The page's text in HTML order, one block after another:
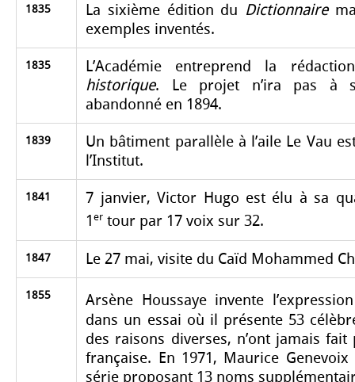
1835 La sixième édition du Dictionnaire
exemples inventés.
1835
L’Académie entreprend la
historique. Le projet n’ira pas à
abandonné en 1894.
1839
Un bâtiment parallèle à l’aile Le Vau
l’Institut.
1841
7 janvier, Victor Hugo est élu à sa
1er tour par 17 voix sur 32.
1847 Le 27 mai, visite du Caïd Mohammed
1855
Arsène Houssaye invente
dans un essai où il présente 53
des raisons diverses, n’ont jamais fait
française. En 1971, Maurice
série proposant 13 noms